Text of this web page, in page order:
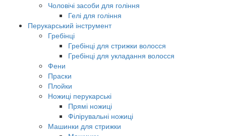
Чоловічі засоби для гоління
Гелі для гоління
Перукарський інструмент
Гребінці
Гребінці для стрижки волосся
Гребінці для укладання волосся
Фени
Праски
Плойки
Ножиці перукарські
Прямі ножиці
Філірувальні ножиці
Машинки для стрижки